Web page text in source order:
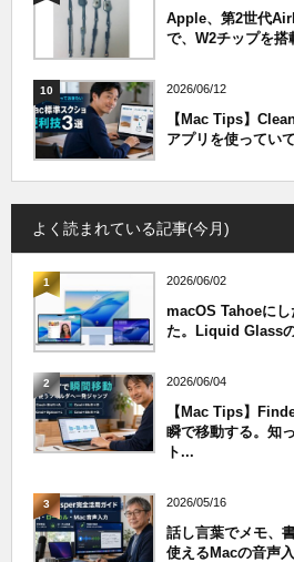
Apple、第2世代
で、W2チップを搭
10 2026/06/12
【Mac Tips】
アプリを使ってい
よく読まれている記事(今月)
1 2026/06/02
macOS Tahoeに
た。Liquid Glass
2 2026/06/04
【Mac Tips】
瞬で移動する。知
ト...
3 2026/05/16
話し言葉でメモ、
使えるMacの音声